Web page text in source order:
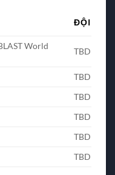
ĐỘI
World
TBD
TBD
TBD
TBD
TBD
TBD